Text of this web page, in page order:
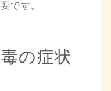
です。
毒の症状